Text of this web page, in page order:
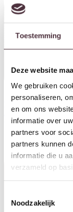
Toestemming
Deze website
We gebruiken
personaliseren,
en om ons
informatie over
partners voor
partners kunnen
informatie die u
verzameld op
Noodzakelijk
Hanglamp Mesh
/ Artic zwart
249,00